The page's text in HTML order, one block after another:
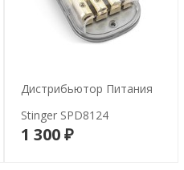
Дистрибьютор Питания
Stinger SPD8124
1 300 ₽В корзину